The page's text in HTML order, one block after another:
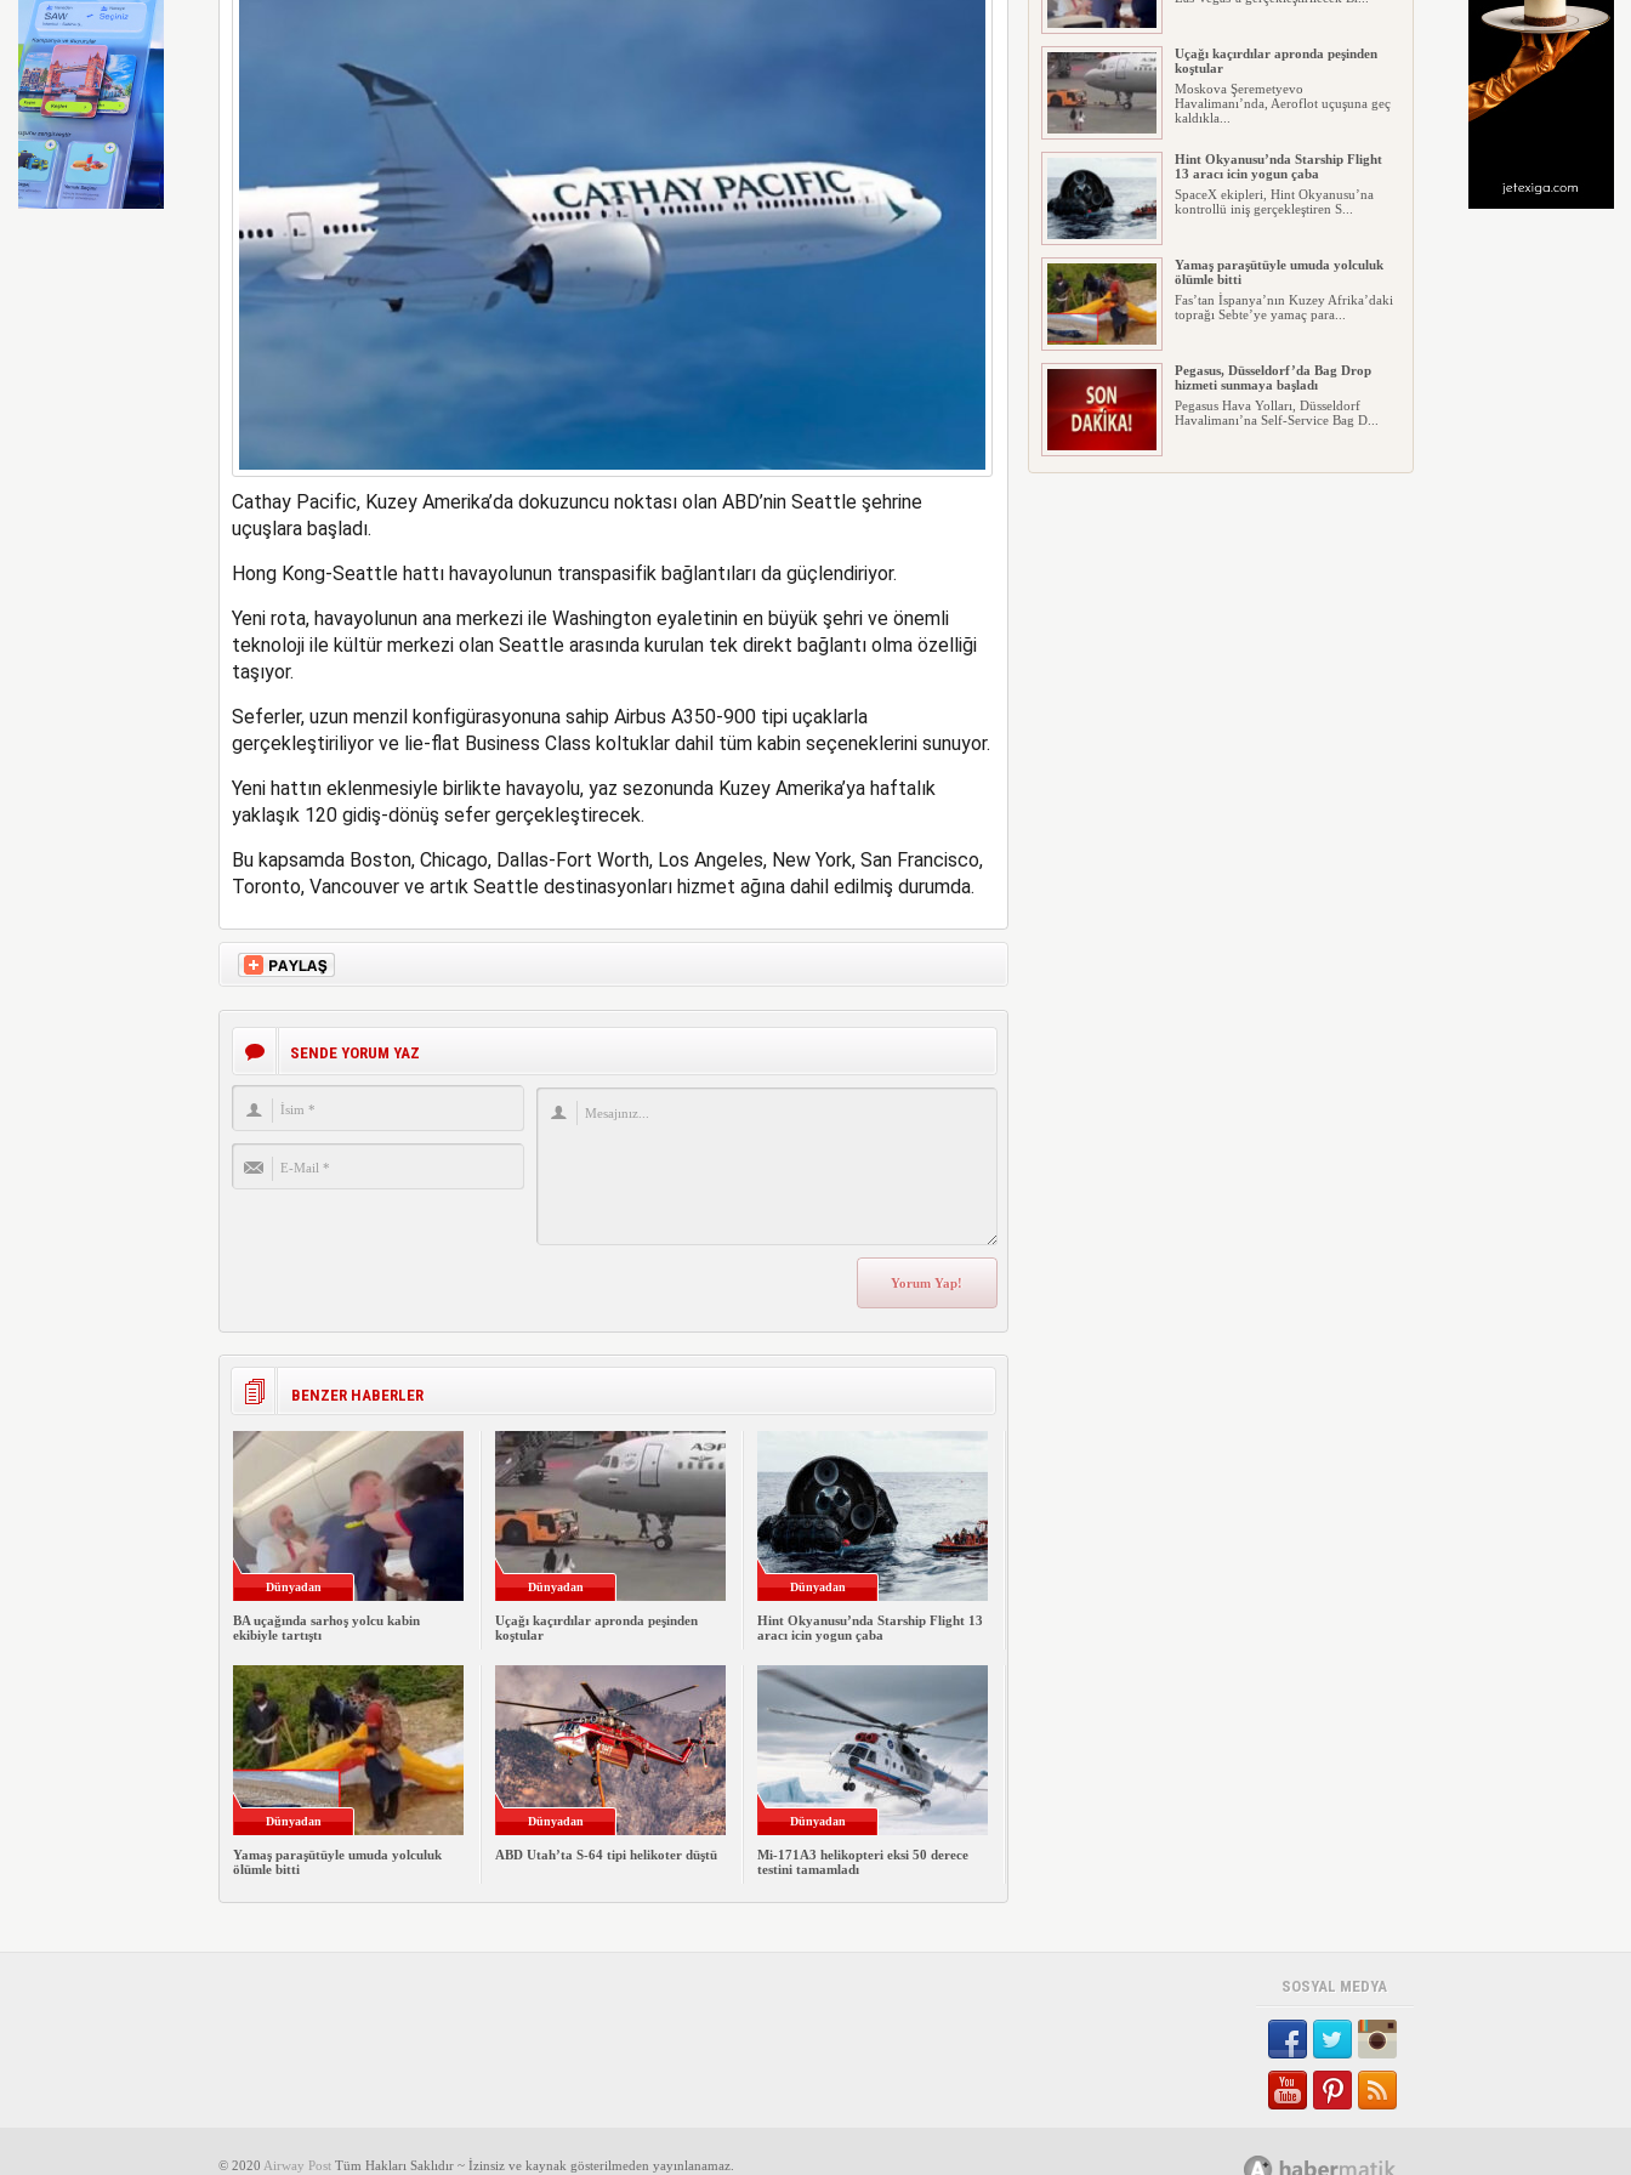
Cathay Pacific, Kuzey Amerika’da dokuzuncu noktası olan ABD’nin Seattle şehrine
uçuşlara başladı.
Hong Kong-Seattle hattı havayolunun transpasifik bağlantıları da güçlendiriyor.
Yeni rota, havayolunun ana merkezi ile Washington eyaletinin en büyük şehri ve önemli
teknoloji ile kültür merkezi olan Seattle arasında kurulan tek direkt bağlantı olma özelliği
taşıyor.
Seferler, uzun menzil konfigürasyonuna sahip Airbus A350-900 tipi uçaklarla
gerçekleştiriliyor ve lie-flat Business Class koltuklar dahil tüm kabin seçeneklerini sunuyor.
Yeni hattın eklenmesiyle birlikte havayolu, yaz sezonunda Kuzey Amerika’ya haftalık
yaklaşık 120 gidiş-dönüş sefer gerçekleştirecek.
Bu kapsamda Boston, Chicago, Dallas-Fort Worth, Los Angeles, New York, San Francisco,
Toronto, Vancouver ve artık Seattle destinasyonları hizmet ağına dahil edilmiş durumda.
SENDE YORUM YAZ
BENZER HABERLER
Dünyadan
BA uçağında sarhoş yolcu kabin
ekibiyle tartıştı
Dünyadan
Uçağı kaçırdılar apronda peşinden
koştular
Dünyadan
Hint Okyanusu’nda Starship Flight 13
aracı icin yogun çaba
Dünyadan
Yamaş paraşütüyle umuda yolculuk
ölümle bitti
Dünyadan
ABD Utah’ta S-64 tipi helikoter düştü
Dünyadan
Mi-171A3 helikopteri eksi 50 derece
testini tamamladı
Uçağı kaçırdılar apronda peşinden
koştular
Moskova Şeremetyevo
Havalimanı’nda, Aeroflot uçuşuna geç
kaldıkla...
Hint Okyanusu’nda Starship Flight
13 aracı icin yogun çaba
SpaceX ekipleri, Hint Okyanusu’na
kontrollü iniş gerçekleştiren S...
Yamaş paraşütüyle umuda yolculuk
ölümle bitti
Fas’tan İspanya’nın Kuzey Afrika’daki
toprağı Sebte’ye yamaç para...
Pegasus, Düsseldorf’da Bag Drop
hizmeti sunmaya başladı
Pegasus Hava Yolları, Düsseldorf
Havalimanı’na Self-Service Bag D...
ABD Utah’ta S-64 tipi helikoter düştü
SOSYAL MEDYA
© 2020 Airway PostTüm Hakları Saklıdır ~ İzinsiz ve kaynak gösterilmeden yayınlanamaz.